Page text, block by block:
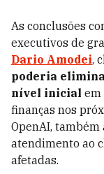
As conclusões
executivos de
Dario Amodei,
poderia
nível inicial em
finanças nos
OpenAI,
atendimento ao
afetadas.